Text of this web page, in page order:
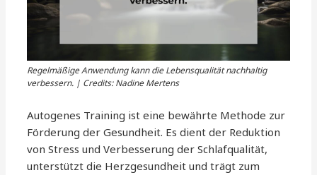
Regelmäßige Anwendung kann die Lebensqualität nachhaltig
verbessern. | Credits: Nadine Mertens
Autogenes Training ist eine bewährte Methode zur
Förderung der Gesundheit. Es dient der Reduktion
von Stress und Verbesserung der Schlafqualität,
unterstützt die Herzgesundheit und trägt zum